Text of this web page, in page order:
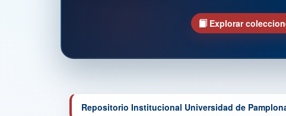
Explorar
Repositorio Institucional Universidad de